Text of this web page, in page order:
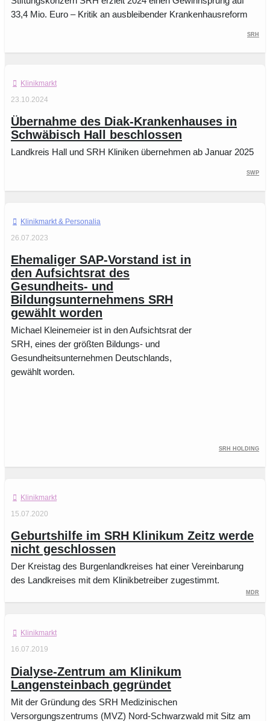
33,4 Mio. Euro – Kritik an ausbleibender Krankenhausreform
SRH
Klinikmarkt
23.10.2024
Übernahme des Diak-Krankenhauses in
Schwäbisch Hall beschlossen
Landkreis Hall und SRH Kliniken übernehmen ab Januar 2025
SWP
Klinikmarkt
26.07.2023
Ehemaliger SAP-Vorstand ist in
den Aufsichtsrat des
Gesundheits- und
Bildungsunternehmens SRH
gewählt worden
Michael Kleinemeier ist in den Aufsichtsrat der
SRH, eines der größten Bildungs- und
Gesundheitsunternehmen Deutschlands,
gewählt worden.
SRH Holding
Klinikmarkt
15.07.2020
Geburtshilfe im SRH Klinikum Zeitz werde
nicht geschlossen
Der Kreistag des Burgenlandkreises hat einer Vereinbarung
des Landkreises mit dem Klinikbetreiber zugestimmt.
MDR
Klinikmarkt
16.07.2019
Dialyse-Zentrum am Klinikum
Langensteinbach gegründet
Mit der Gründung des SRH Medizinischen
Versorgungszentrums (MVZ) Nord-Schwarzwald mit Sitz am